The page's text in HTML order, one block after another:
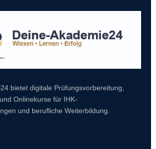
bietet digitale Prüfungsvorbereitung,
Onlinekurse für IHK-
und berufliche Weiterbildung.